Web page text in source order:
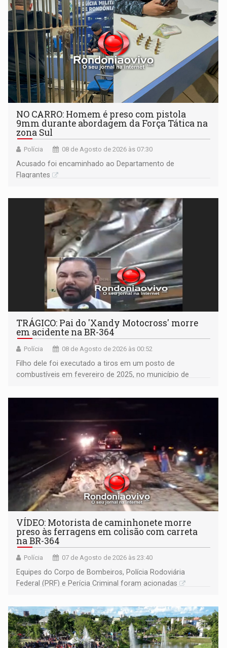
NO CARRO: Homem é preso com pistola
9mm durante abordagem da Força Tática na
zona Sul
Polícia 08 de Agosto de 2026 às 07:30
Acusado foi encaminhado ao Departamento de
Flagrantes
TRÁGICO: Pai do 'Xandy Motocross' morre
em acidente na BR-364
Polícia 08 de Agosto de 2026 às 00:52
Filho dele foi executado a tiros em um posto de
combustíveis em fevereiro de 2025, no município de
VÍDEO: Motorista de caminhonete morre
preso às ferragens em colisão com carreta
na BR-364
Polícia 07 de Agosto de 2026 às 23:40
Equipes do Corpo de Bombeiros, Polícia Rodoviária
Federal (PRF) e Perícia Criminal foram acionadas